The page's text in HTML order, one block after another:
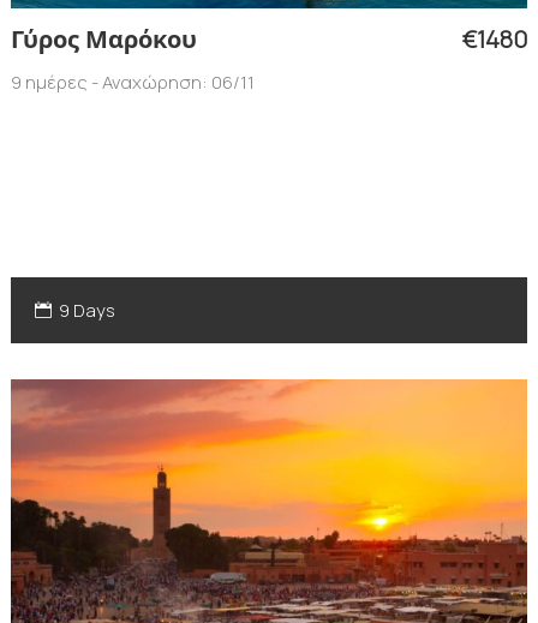
Γύρος Μαρόκου €1480
9 ημέρες - Αναχώρηση: 06/11
9 Days